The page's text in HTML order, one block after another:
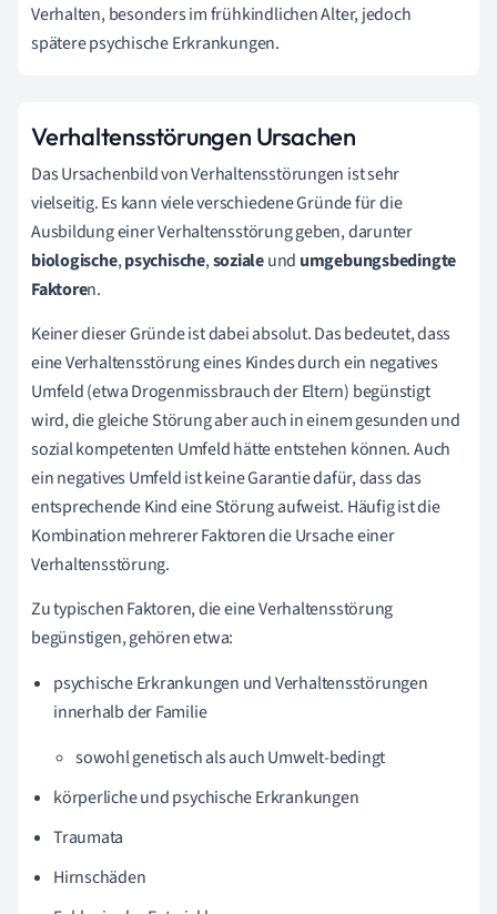
Verhalten, besonders im frühkindlichen Alter, jedoch
spätere psychische Erkrankungen.
Verhaltensstörungen Ursachen
Das Ursachenbild von Verhaltensstörungen ist sehr
vielseitig. Es kann viele verschiedene Gründe für die
Ausbildung einer Verhaltensstörung geben, darunter
biologische,psychische,sozialeund umgebungsbedingte
Faktoren.
Keiner dieser Gründe ist dabei absolut.Das bedeutet, dass
eine Verhaltensstörung eines Kindes durch ein negatives
Umfeld (etwa Drogenmissbrauch der Eltern) begünstigt
wird, die gleiche Störung aber auch in einem gesunden und
sozial kompetenten Umfeld hätte entstehen können. Auch
ein negatives Umfeld ist keine Garantie dafür, dass das
entsprechende Kind eine Störung aufweist. Häufig ist die
Kombination mehrerer Faktoren die Ursache einer
Verhaltensstörung.
Zu typischen Faktoren, die eine Verhaltensstörung
begünstigen, gehören etwa:
psychische Erkrankungen und Verhaltensstörungen
innerhalb der Familie
sowohl genetisch als auch Umwelt-bedingt
körperliche und psychische Erkrankungen
Traumata
Hirnschäden